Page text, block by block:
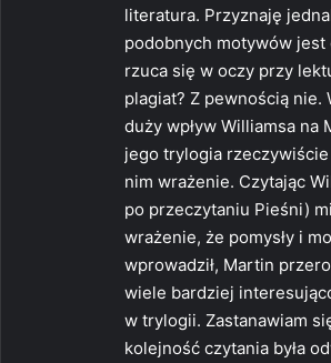
literatura. Przyznaję
podobnych motywów jest
rzuca się w oczy przy
plagiat? Z pewnością nie.
duży wpływ Williamsa na
jego trylogia rzeczywiście
nim wrażenie. Czytając
po przeczytaniu Pieśni)
wrażenie, że pomysły i
wprowadził, Martin
wiele bardziej
w trylogii. Zastanawiam
kolejność czytania była